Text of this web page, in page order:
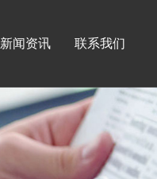
新闻资讯 联系我们